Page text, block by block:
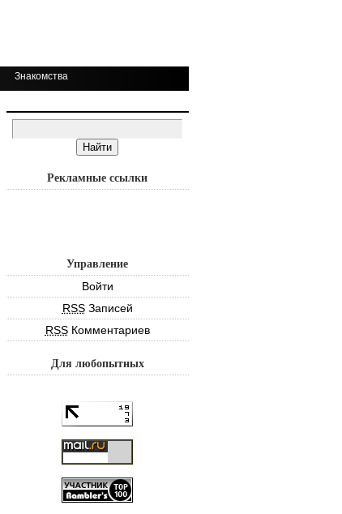
Знакомства
Рекламные ссылки
Управление
Войти
RSSЗаписей
RSSКомментариев
Для любопытных